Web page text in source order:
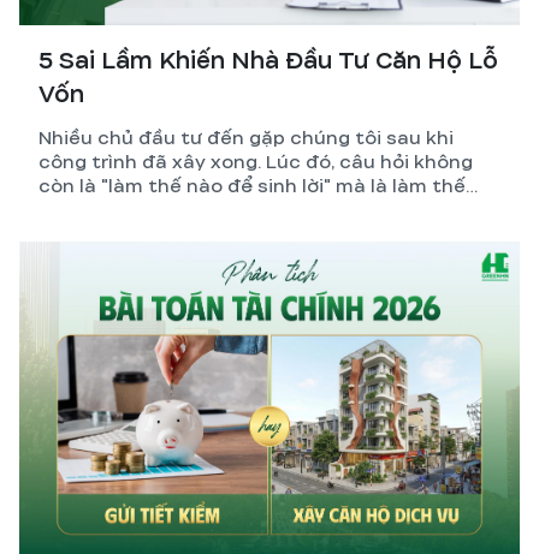
5 Sai Lầm Khiến Nhà Đầu Tư Căn Hộ Lỗ
Vốn
Nhiều chủ đầu tư đến gặp chúng tôi sau khi
công trình đã xây xong. Lúc đó, câu hỏi không
còn là "làm thế nào để sinh lời" mà là làm thế